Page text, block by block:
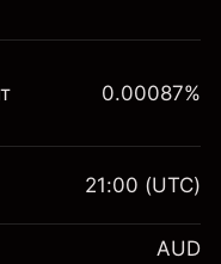
A$1,000.00
0.00087%
21:00 (UTC)
AUD